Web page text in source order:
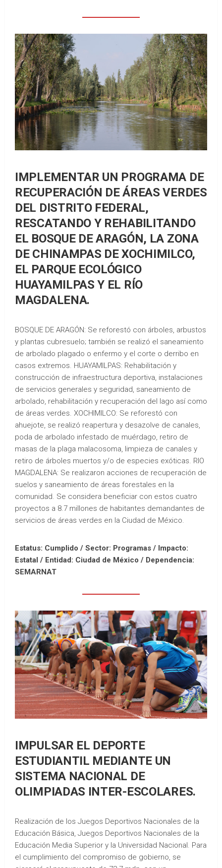
IMPLEMENTAR UN PROGRAMA DE
RECUPERACIÓN DE ÁREAS VERDES
DEL DISTRITO FEDERAL,
RESCATANDO Y REHABILITANDO
EL BOSQUE DE ARAGÓN, LA ZONA
DE CHINAMPAS DE XOCHIMILCO,
EL PARQUE ECOLÓGICO
HUAYAMILPAS Y EL RÍO
MAGDALENA.
BOSQUE DE ARAGÓN: Se reforestó con árboles, arbustos
y plantas cubresuelo; también se realizó el saneamiento
de arbolado plagado o enfermo y el corte o derribo en
casos extremos. HUAYAMILPAS: Rehabilitación y
construcción de infraestructura deportiva, instalaciones
de servicios generales y seguridad, saneamiento de
arbolado, rehabilitación y recuperación del lago así como
de áreas verdes. XOCHIMILCO: Se reforestó con
ahuejote, se realizó reapertura y desazolve de canales,
poda de arbolado infestado de muérdago, retiro de
masas de la plaga malacosoma, limpieza de canales y
retiro de árboles muertos y/o de especies exóticas. RIO
MAGDALENA: Se realizaron acciones de recuperación de
suelos y saneamiento de áreas forestales en la
comunidad. Se considera beneficiar con estos cuatro
proyectos a 8.7 millones de habitantes demandantes de
servicios de áreas verdes en la Ciudad de México.
Estatus: Cumplido / Sector: Programas / Impacto:
Estatal / Entidad: Ciudad de México / Dependencia:
SEMARNAT
IMPULSAR EL DEPORTE
ESTUDIANTIL MEDIANTE UN
SISTEMA NACIONAL DE
OLIMPIADAS INTER-ESCOLARES.
Realización de los Juegos Deportivos Nacionales de la
Educación Básica, Juegos Deportivos Nacionales de la
Educación Media Superior y la Universidad Nacional. Para
el cumplimiento del compromiso de gobierno, se